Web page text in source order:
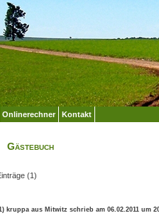
Onlinerechner Kontakt
Gästebuch
(1)
kruppa aus Mitwitz schrieb am 06.02.2011 um